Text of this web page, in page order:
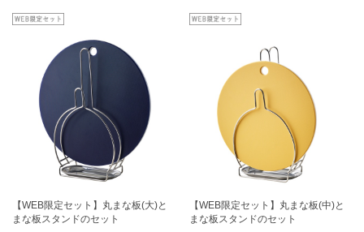
【WEB限定セット】丸まな板(大)と
まな板スタンドのセット
【WEB限定セット】丸まな板(中)と
まな板スタンドのセット